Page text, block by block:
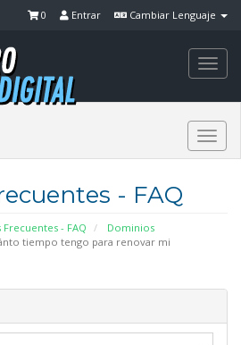
Cambiar Lenguaje
Entrar
0
- FAQ
Frecuentes - FAQ
Dominios
tiempo tengo para renovar mi